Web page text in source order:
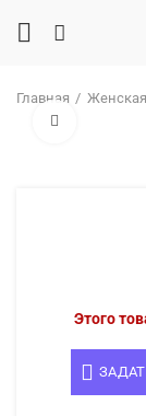
Главная
Этого